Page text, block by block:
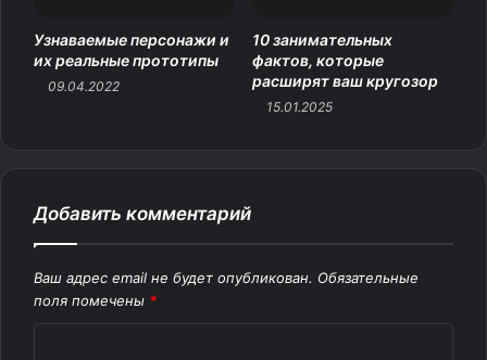
Узнаваемые персонажи и
их реальные прототипы
09.04.2022
10 занимательных
фактов, которые
расширят ваш кругозор
15.01.2025
Добавить комментарий
Ваш адрес email не будет опубликован. Обязательные
поля помечены *